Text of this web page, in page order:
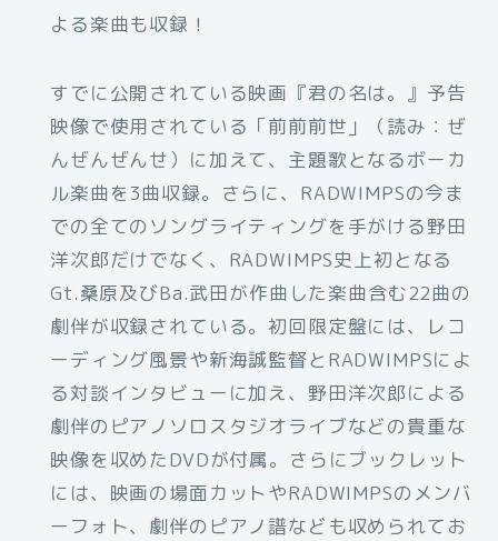
よる楽曲も収録！
すでに公開されている映画『君の名は。』予告
映像で使用されている「前前前世」（読み：ぜ
んぜんぜんせ）に加えて、主題歌となるボーカ
ル楽曲を3曲収録。さらに、RADWIMPSの今ま
での全てのソングライティングを手がける野田
洋次郎だけでなく、RADWIMPS史上初となる
Gt.桑原及びBa.武田が作曲した楽曲含む22曲の
劇伴が収録されている。初回限定盤には、レコ
ーディング風景や新海誠監督とRADWIMPSによ
る対談インタビューに加え、野田洋次郎による
劇伴のピアノソロスタジオライブなどの貴重な
映像を収めたDVDが付属。さらにブックレット
には、映画の場面カットやRADWIMPSのメンバ
ーフォト、劇伴のピアノ譜なども収められてお